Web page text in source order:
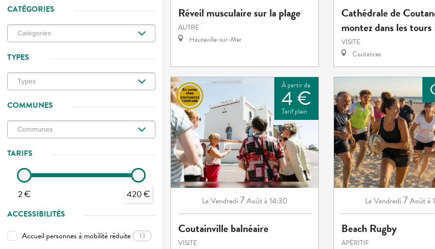
CATÉGORIES
TYPES
COMMUNES
TARIFS
2 € 420 €
ACCESSIBILITÉS
Accueil personnes à mobilité réduite
13
Réveil musculaire sur la plage
AUTRE
Hauteville-sur-Mer
Cathédrale de
montez dans les tours
VISITE
Coutances
À partir de
4 €
Tarif plein
LeVendredi7Aoûtà 14:30
Coutainville balnéaire
VISITE
Le Vendredi7Aoûtà
Beach Rugby
APÉRITIF